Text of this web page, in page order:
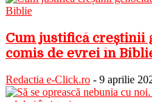
Cum justifică creștinii
comis de evrei în
Redactia e-Click.ro - 9 aprilie